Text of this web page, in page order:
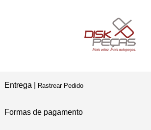
Em Nossas Lojas Físicas
Entrega | Rastrear Pedido
Formas de pagamento